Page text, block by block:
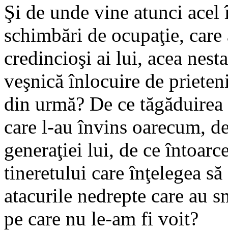
Şi de unde vine atunci
schimbări de ocupaţie,
credincioşi ai lui, acea
veşnică înlocuire de
din urmă? De ce
care l-au învins oarecum,
generaţiei lui, de ce
tineretului care înţelegea
atacurile nedrepte care au
pe care nu le-am fi voit?